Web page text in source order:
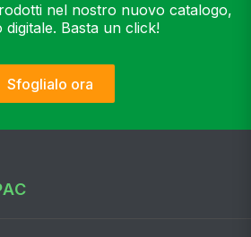
nel nostro nuovo catalogo,
Basta un click!
Sfoglialo ora